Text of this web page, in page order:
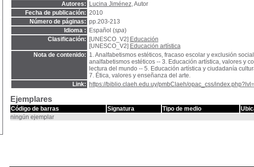
Autores:
Lucina Jiménez, Autor
Fecha de publicación: 2010
Número de páginas: pp.203-213
Idioma :
Español (spa)
Clasificación:
[UNESCO_V2] Educación
[UNESCO_V2] Educación artística
Nota de contenido: 1. Analfabetismos estéticos, fracaso escolar y exclusión
analfabetismos estéticos -- 3. Educación artística, valores y
lectura del mundo -- 5. Educación artística y ciudadanía
7. Ética, valores y enseñanza del arte.
Link:
https://biblio.claeh.edu.uy/pmbClaeh/opac_css/
Ejemplares
Código de barras Signatura Tipo de medio
ningún ejemplar